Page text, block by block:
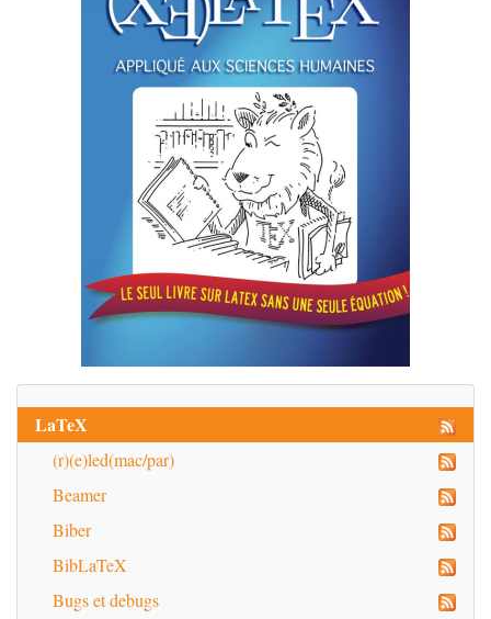
LaTeX
(r)(e)led(mac/par)
Beamer
Biber
BibLaTeX
Bugs et debugs